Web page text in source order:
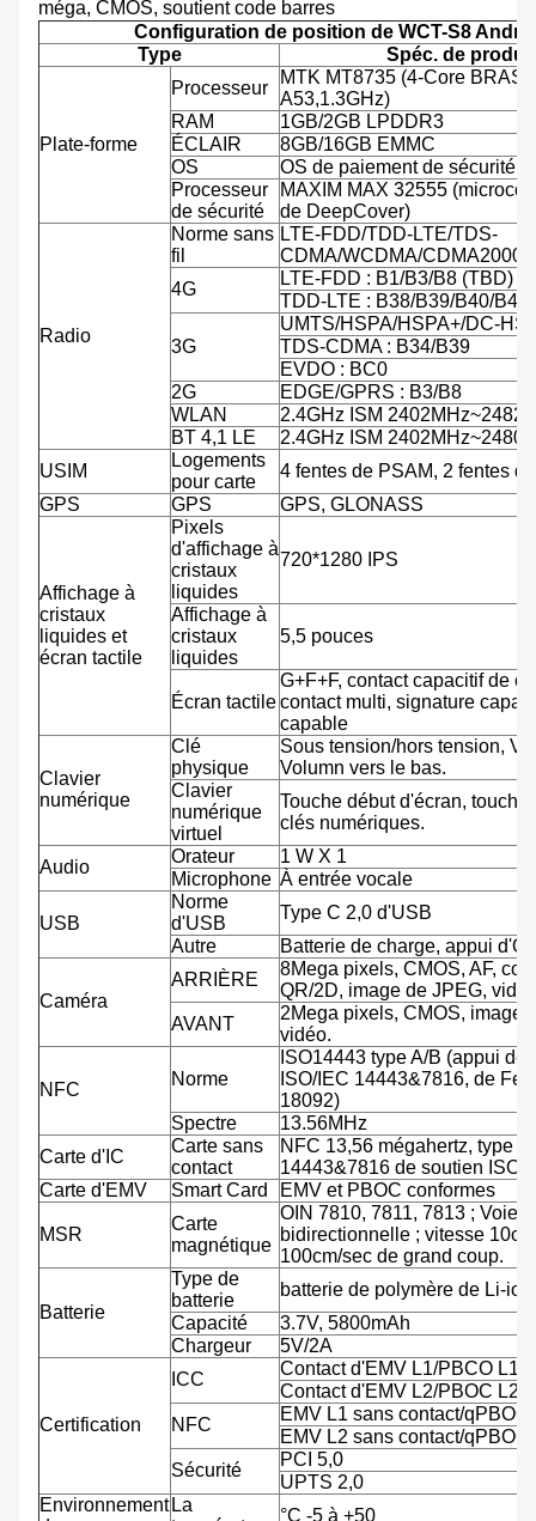
méga, CMOS, soutient code barres
Configuration de position de WCT-S8
Type
Spéc. de produit
Plate-forme
Processeur
MTK MT8735 (4-Core BRAS
A53,1.3GHz)
RAM
1GB/2GB LPDDR3
ÉCLAIR
8GB/16GB EMMC
OS
OS de paiement de sécurité
Processeur
de sécurité
MAXIM MAX 32555
de DeepCover)
Radio
Norme sans
fil
LTE-FDD/TDD-LTE/TDS-
CDMA/WCDMA/CDMA2000/
4G
LTE-FDD : B1/B3/B8 (TBD)
TDD-LTE : B38/B39/B40/B41
3G
UMTS/HSPA/HSPA+/DC-
TDS-CDMA : B34/B39
EVDO : BC0
2G
EDGE/GPRS : B3/B8
WLAN
2.4GHz ISM
BT 4,1 LE
2.4GHz ISM
USIM
Logements
pour carte
4 fentes de PSAM, 2 fentes
GPS
GPS GPS, GLONASS
Affichage à
cristaux
liquides et
écran tactile
Pixels
d'affichage à
cristaux
liquides
720*1280 IPS
Affichage à
cristaux
liquides
5,5 pouces
Écran tactile
G+F+F, contact capacitif de
contact multi, signature
capable
Clavier
numérique
Clé
physique
Sous tension/hors tension,
Volumn vers le bas.
Clavier
numérique
virtuel
Touche début d'écran, touche
clés numériques.
Audio
Orateur
1 W X 1
Microphone À entrée vocale
USB
Norme
d'USB
Type C 2,0 d'USB
Autre
Batterie de charge, appui
Caméra
ARRIÈRE
8Mega pixels, CMOS, AF,
QR/2D, image de JPEG,
AVANT
2Mega pixels, CMOS, image
vidéo.
NFC
Norme
ISO14443 type A/B (appui de
ISO/IEC 14443&7816, de
18092)
Spectre
13.56MHz
Carte d'IC
Carte sans
contact
NFC 13,56 mégahertz, type
14443&7816 de soutien ISO/
Carte d'EMV
Smart Card EMV et PBOC conformes
MSR
Carte
magnétique
OIN 7810, 7811, 7813 ; Voie
bidirectionnelle ; vitesse
100cm/sec de grand coup.
Batterie
Type de
batterie
batterie de polymère de Li-ion
Capacité
3.7V, 5800mAh
Chargeur
5V/2A
Certification
ICC
Contact d'EMV L1/PBCO L1
Contact d'EMV L2/PBOC L2
NFC
EMV L1 sans contact/qPBOC
EMV L2 sans contact/qPBOC
Sécurité
PCI 5,0
UPTS 2,0
Environnement La
°C -5 à +50